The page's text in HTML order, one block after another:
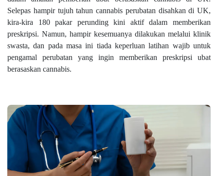
Selepas hampir tujuh tahun cannabis perubatan disahkan di UK,
kira-kira 180 pakar perunding kini aktif dalam memberikan
preskripsi. Namun, hampir kesemuanya dilakukan melalui klinik
swasta, dan pada masa ini tiada keperluan latihan wajib untuk
pengamal perubatan yang ingin memberikan preskripsi ubat
berasaskan cannabis.